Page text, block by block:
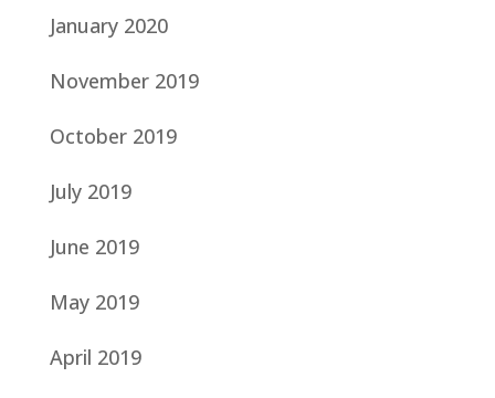
January 2020
November 2019
October 2019
July 2019
June 2019
May 2019
April 2019